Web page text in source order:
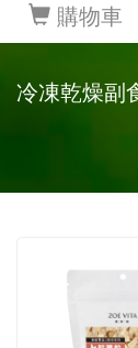
購物車
冷凍乾燥副